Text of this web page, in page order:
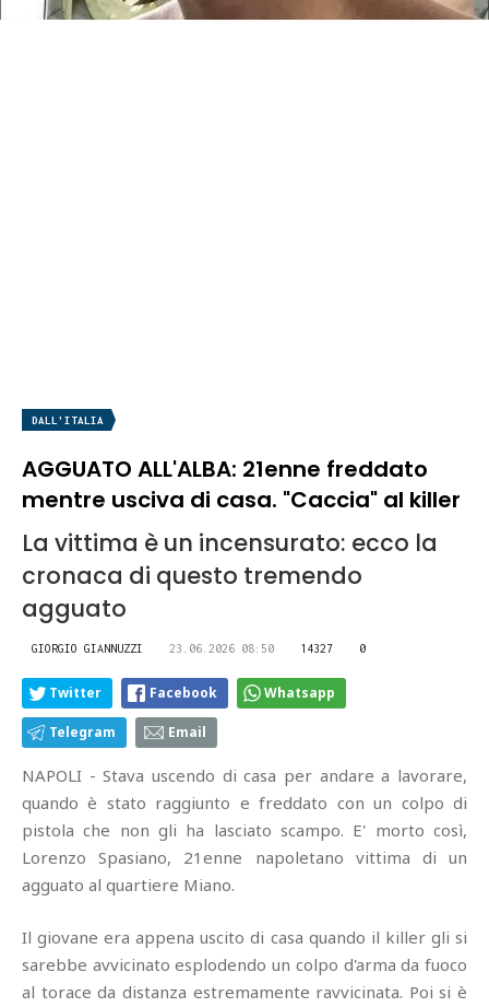
DALL'ITALIA
AGGUATO ALL'ALBA: 21enne freddato
mentre usciva di casa. "Caccia" al killer
La vittima è un incensurato: ecco la
cronaca di questo tremendo
agguato
GIORGIO GIANNUZZI 23.06.2026 08:50 14327 0
Twitter Facebook Whatsapp
Telegram Email
NAPOLI - Stava uscendo di casa per andare a lavorare,
quando è stato raggiunto e freddato con un colpo di
pistola che non gli ha lasciato scampo. E' morto così,
Lorenzo Spasiano, 21enne napoletano vittima di un
agguato al quartiere Miano.
Il giovane era appena uscito di casa quando il killer gli si
sarebbe avvicinato esplodendo un colpo d'arma da fuoco
al torace da distanza estremamente ravvicinata. Poi si è